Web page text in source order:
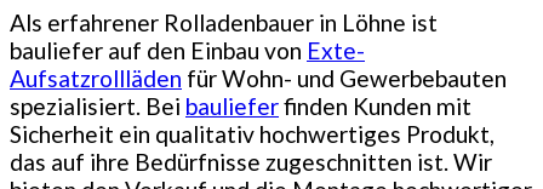
Als erfahrener Rolladenbauer in Löhne ist
bauliefer auf den Einbau von Exte-
Aufsatzrollläden für Wohn- und Gewerbebauten
spezialisiert. Bei baulieferfinden Kunden mit
Sicherheit ein qualitativ hochwertiges Produkt,
das auf ihre Bedürfnisse zugeschnitten ist. Wir